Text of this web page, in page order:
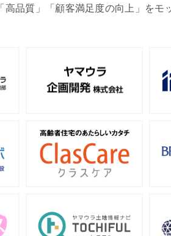
「高品質」「顧客満足度の向上」を